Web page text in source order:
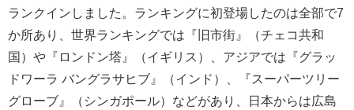
ランクインしました。ランキングに初登場したのは全部で7
か所あり、世界ランキングでは『旧市街』（チェコ共和
国）や『ロンドン塔』（イギリス）、アジアでは『グラッ
ドワーラ バングラサヒブ』（インド）、『スーパーツリー
グローブ』（シンガポール）などがあり、日本からは広島